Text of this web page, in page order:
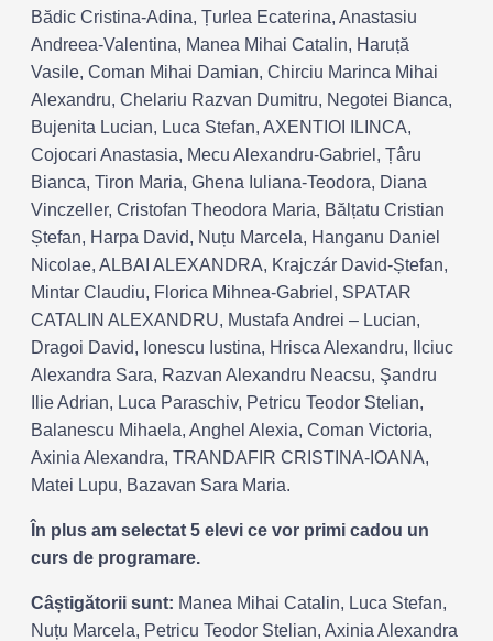
Bădic Cristina-Adina, Țurlea Ecaterina, Anastasiu
Andreea-Valentina, Manea Mihai Catalin, Haruță
Vasile, Coman Mihai Damian, Chirciu Marinca Mihai
Alexandru, Chelariu Razvan Dumitru, Negotei Bianca,
Bujenita Lucian, Luca Stefan, AXENTIOI ILINCA,
Cojocari Anastasia, Mecu Alexandru-Gabriel, Țâru
Bianca, Tiron Maria, Ghena Iuliana-Teodora, Diana
Vinczeller, Cristofan Theodora Maria, Bălțatu Cristian
Ștefan, Harpa David, Nuțu Marcela, Hanganu Daniel
Nicolae, ALBAI ALEXANDRA, Krajczár David-Ștefan,
Mintar Claudiu, Florica Mihnea-Gabriel, SPATAR
CATALIN ALEXANDRU, Mustafa Andrei – Lucian,
Dragoi David, Ionescu Iustina, Hrisca Alexandru, Ilciuc
Alexandra Sara, Razvan Alexandru Neacsu, Şandru
Ilie Adrian, Luca Paraschiv, Petricu Teodor Stelian,
Balanescu Mihaela, Anghel Alexia, Coman Victoria,
Axinia Alexandra, TRANDAFIR CRISTINA-IOANA,
Matei Lupu, Bazavan Sara Maria.
În plus am selectat 5 elevi ce vor primi cadou un
curs de programare.
Câștigătorii sunt: Manea Mihai Catalin, Luca Stefan,
Nuțu Marcela, Petricu Teodor Stelian, Axinia Alexandra